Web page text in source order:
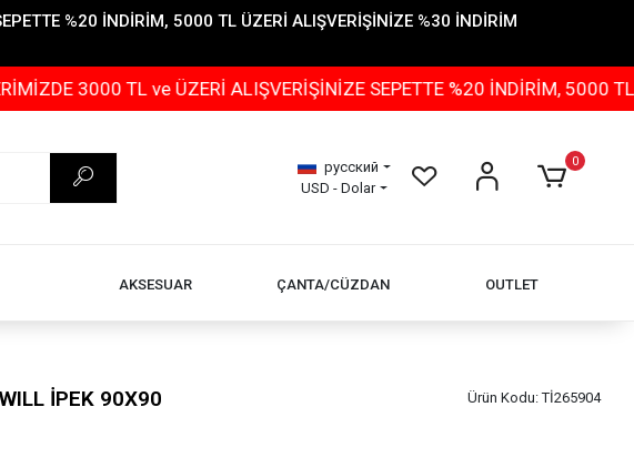
%20 İNDİRİM, 5000 TL ÜZERİ ALIŞVERİŞİNİZE %30 İNDİRİM
TL ve ÜZERİ ALIŞVERİŞİNİZE SEPETTE %20 İNDİRİM, 5000 TL ÜZERİ
русский
USD - Dolar
0
AKSESUAR ÇANTA/CÜZDAN OUTLET
İPEK 90X90 Ürün Kodu:Tİ265904